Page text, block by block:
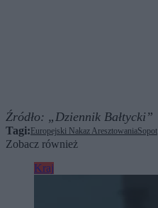
Źródło: „Dziennik Bałtycki”
Tagi: Europejski Nakaz AresztowaniaSopot
Zobacz również
Kraj